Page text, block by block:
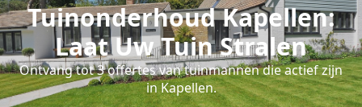
Tuinonderhoud Kapellen:
Laat Uw Tuin Stralen
Ontvang tot 3 offertes van tuinmannen die actief zijn
in Kapellen.